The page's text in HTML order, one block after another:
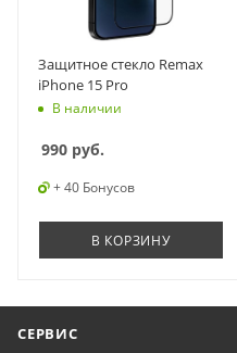
Защитное стекло Remax
iPhone 15 Pro
В наличии
990 руб.
+ 40 Бонусов
В КОРЗИНУ
СЕРВИС